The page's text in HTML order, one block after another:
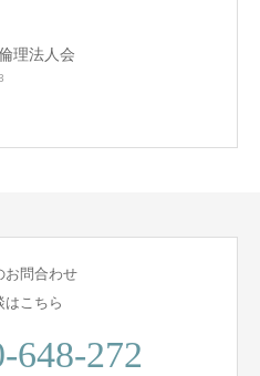
理法人会
お問合わせ
はこちら
648-272